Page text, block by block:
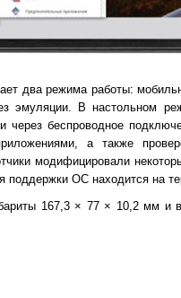
два режима работы:
эмуляции. В настольном
через беспроводное
а также
модифицировали
поддержки ОС находится на
167,3 × 77 × 10,2 мм и